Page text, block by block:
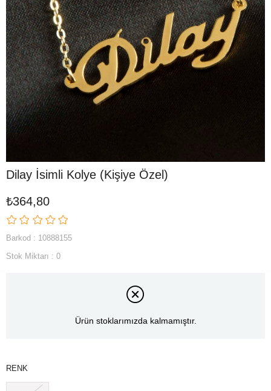
Dilay İsimli Kolye (Kişiye Özel)
₺364,80
Barkod : 10888155
Stok Miktarı : 0
Ürün stoklarımızda kalmamıştır.
RENK